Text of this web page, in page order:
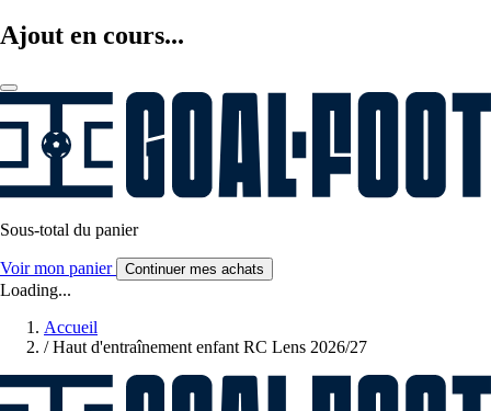
Ajout en cours...
Sous-total du panier
Voir mon panier Continuer mes achats
Loading...
Accueil
/ Haut d'entraînement enfant RC Lens 2026/27